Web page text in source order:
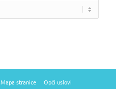
Mapa stranice Opći uslovi